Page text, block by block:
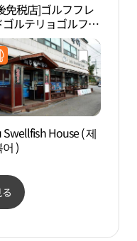
免税店]ゴルフフレ
ゴルテリョゴルフ・
（烏山）店(골프
골때려골프 오산
Swellfish House ( 제
)